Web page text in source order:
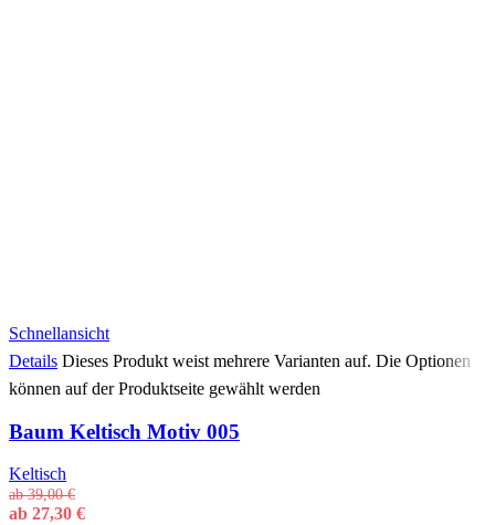
Schnellansicht
Details Dieses Produkt weist mehrere Varianten auf. Die Optionen
können auf der Produktseite gewählt werden
Baum Keltisch Motiv 005
Keltisch
ab39,00€
ab 27,30 €